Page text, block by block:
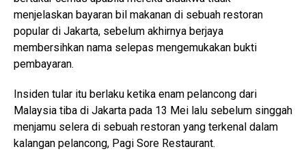
menjelaskan bayaran bil makanan di sebuah restoran
popular di Jakarta, sebelum akhirnya berjaya
membersihkan nama selepas mengemukakan bukti
pembayaran.
Insiden tular itu berlaku ketika enam pelancong dari
Malaysia tiba di Jakarta pada 13 Mei lalu sebelum singgah
menjamu selera di sebuah restoran yang terkenal dalam
kalangan pelancong, Pagi Sore Restaurant.